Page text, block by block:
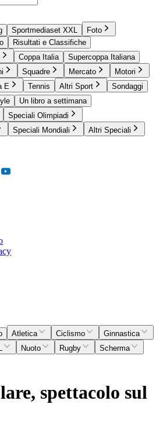
Sportmediaset XXL
Foto
Risultati e Classifiche
Coppa Italia
Supercoppa Italiana
Squadre Mercato
Motori
E Tennis Altri Sport
Sondaggi
Un libro a settimana
Speciali Olimpiadi
Speciali Mondiali Altri Speciali
Atletica Ciclismo
Ginnastica
Nuoto Rugby
Scherma
spettacolo sul